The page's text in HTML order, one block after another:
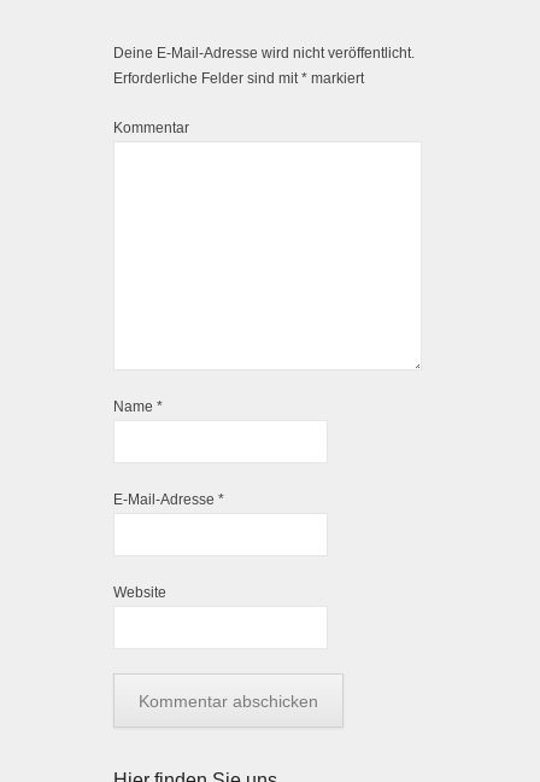
Deine E-Mail-Adresse wird nicht veröffentlicht.
Erforderliche Felder sind mit* markiert
Kommentar
Name *
E-Mail-Adresse *
Website